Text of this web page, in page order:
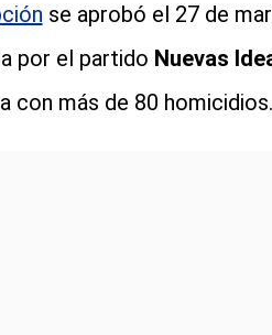
se aprobó el 27 de
por el partido Nuevas
con más de 80 homicidios.